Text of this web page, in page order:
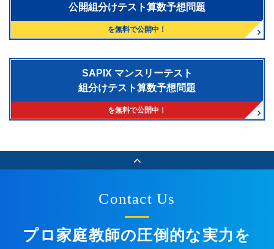
公開組分けテスト算数予想問題
を無料で公開中！
SAPIX マンスリーテスト
組分けテスト算数予想問題
を無料で公開中！
Contact Us
プロ家庭教師の圧倒的な実力を